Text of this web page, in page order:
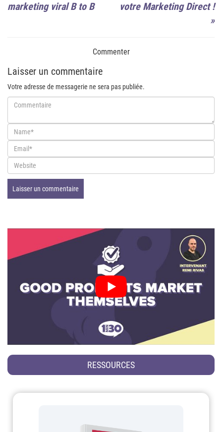
marketing viral B to B
votre Marketing Direct !
»
Commenter
Laisser un commentaire
Votre adresse de messagerie ne sera pas publiée.
RESSOURCES